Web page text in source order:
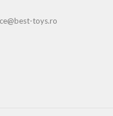
toys.ro